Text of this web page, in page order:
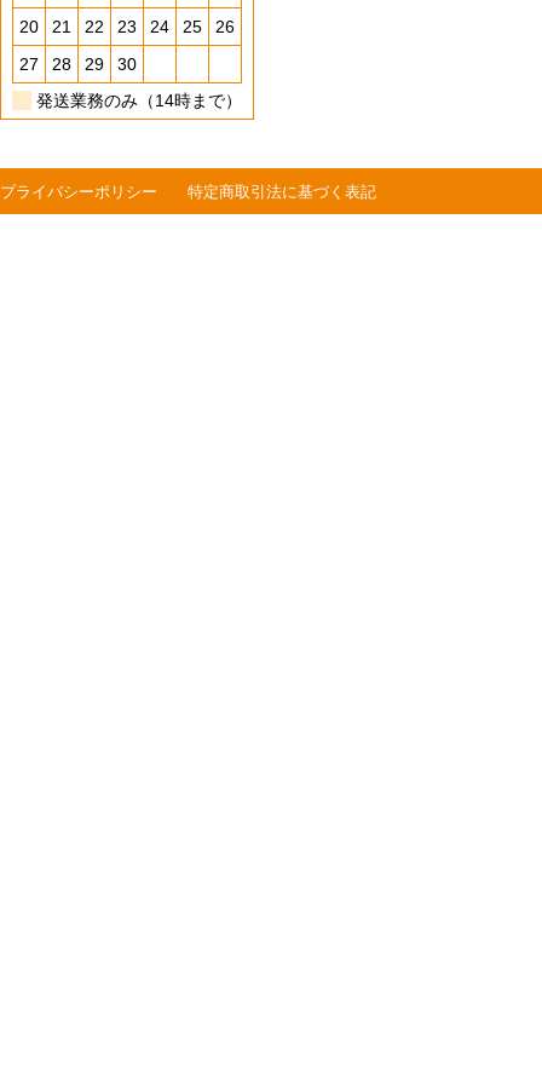
20
21 22 23 24 25
26
27
28 29
30
発送業務のみ（14時まで）
プライバシーポリシー 特定商取引法に基づく表記